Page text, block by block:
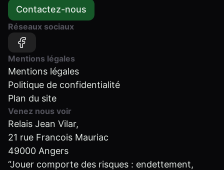
Contactez-nous
Réseaux sociaux
Mentions légales
Mentions légales
Politique de confidentialité
Plan du site
Venez nous voir
Relais Jean Vilar,
21 rue Francois Mauriac
49000 Angers
“Jouer comporte des risques : endettement,